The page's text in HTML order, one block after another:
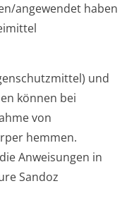
an­gewendet haben
und
können bei
von
hemmen.
Anweisungen in
Sandoz